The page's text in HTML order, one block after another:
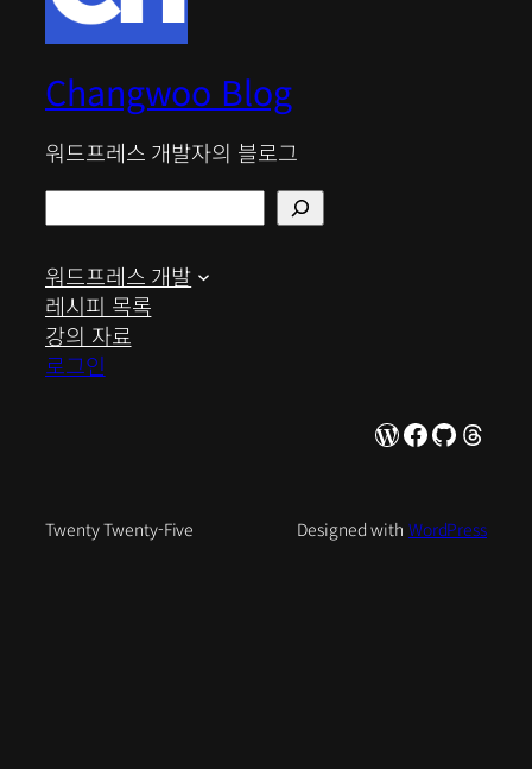
Changwoo Blog
워드프레스 개발자의 블로그
색
워드프레스 개발
레시피 목록
강의 자료
로그인
WordPress
Facebook
GitHub
Twenty Twenty-Five Designed with WordPress